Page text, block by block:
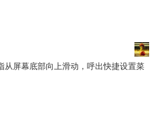
屏幕底部向上滑动，呼出快捷设置菜